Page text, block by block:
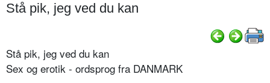
Stå pik, jeg ved du kan
Stå pik, jeg ved du kan
Sex og erotik - ordsprog fra DANMARK